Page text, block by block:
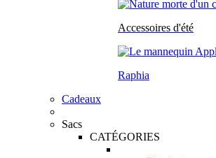
Accessoires d'été
Raphia
Cadeaux
Sacs
CATÉGORIES